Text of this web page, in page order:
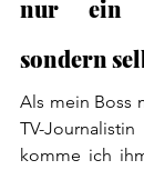
nur ein
sondern
Als mein Boss
TV-
komme ich